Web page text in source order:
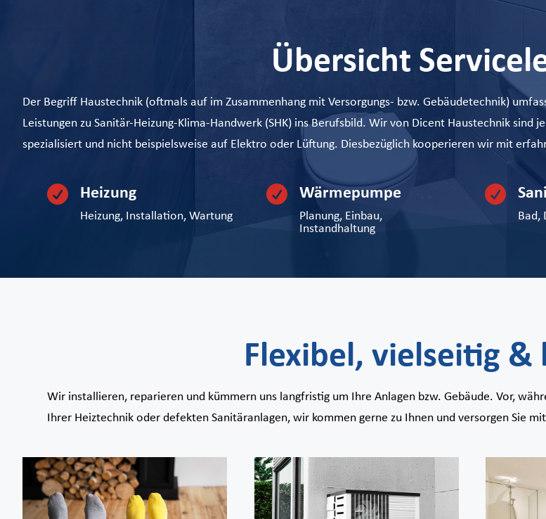
Übersicht
Der Begriff Haustechnik (oftmals auf im Zusammenhang mit Versorgungs- bzw. Gebäudetechnik)
Leistungen zu Sanitär-Heizung-Klima-Handwerk (SHK) ins Berufsbild. Wir von Dicent Haustechnik sind
spezialisiert und nicht beispielsweise auf Elektro oder Lüftung. Diesbezüglich kooperieren wir mit
 Heizung
Heizung, Installation, Wartung
 Wärmepumpe
Planung, Einbau,
Instandhaltung

Bad,
Flexibel, vielseitig
Wir installieren, reparieren und kümmern uns langfristig um Ihre Anlagen bzw. Gebäude. Vor,
Ihrer Heiztechnik oder defekten Sanitäranlagen, wir kommen gerne zu Ihnen und versorgen Sie